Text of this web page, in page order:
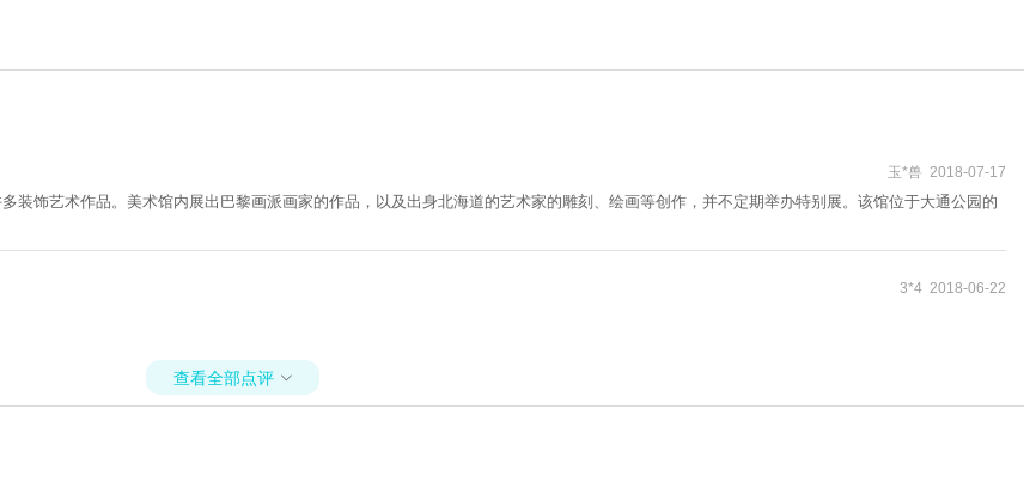
玉*兽 2018-07-17
装饰艺术作品。美术馆内展出巴黎画派画家的作品，以及出身北海道的艺术家的雕刻、绘画等创作，并不定期举办特别展。该馆位于大通公园的
3*4 2018-06-22
查看全部点评 